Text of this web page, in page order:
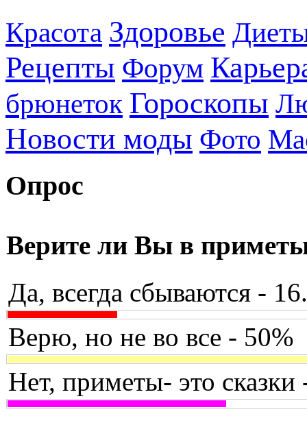
Красота Здоровье
Рецепты Форум
брюнеток Гороскопы
Новости моды Фото
Опрос
Верите ли Вы в
Да, всегда сбываются -
Верю, но не во все - 50%
Нет, приметы- это сказки